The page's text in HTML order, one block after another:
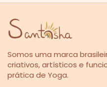
Somos uma marca
criativos, artísticos e
prática de Yoga.